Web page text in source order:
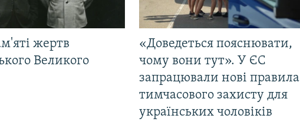
жертв
Великого
«Доведеться пояснювати,
чому вони тут». У ЄС
запрацювали нові правила
тимчасового захисту для
українських чоловіків